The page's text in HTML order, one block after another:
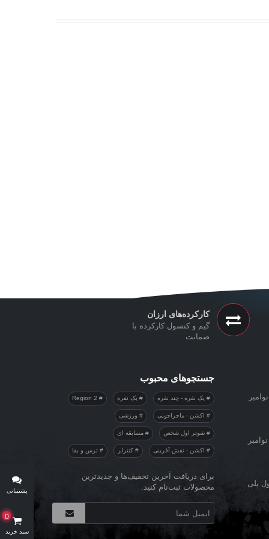
کارکرده‌های ارزان
گیم و کنسول کارکرده با
ضمانت
پلی
جستجوهای محبوب
یک نفره - چند نفره یک نفره
اکشن - ماجراجویی ورزشی
شوتر اول شخص مسابقه ای
اکشن - نقش آفرینی کنترلر ترس و بقا
برای دریافت آخرین تخفیف‌ها و جدیدترین
محصولات ثبت‌نام کنید.
پشتیبانی
سبد خرید
0